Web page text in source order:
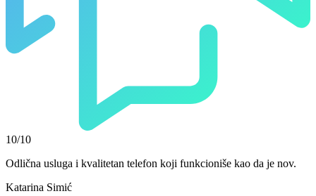
10/10
Odlična usluga i kvalitetan telefon koji funkcioniše kao da je nov.
Katarina Simić